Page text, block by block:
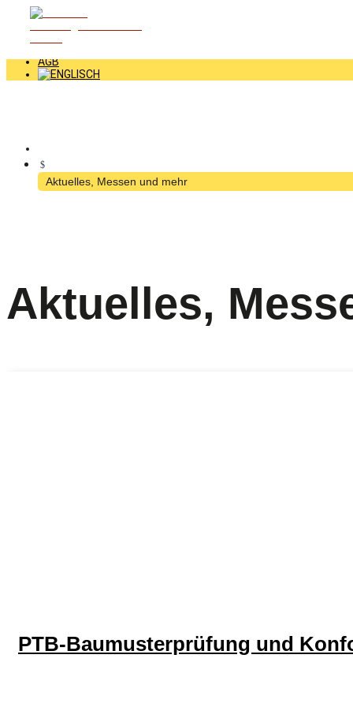
+49 (0) 2352 - 70070
AGB
$
Aktuelles, Messen und mehr
Aktuelles,
PTB-Baumusterprüfung und